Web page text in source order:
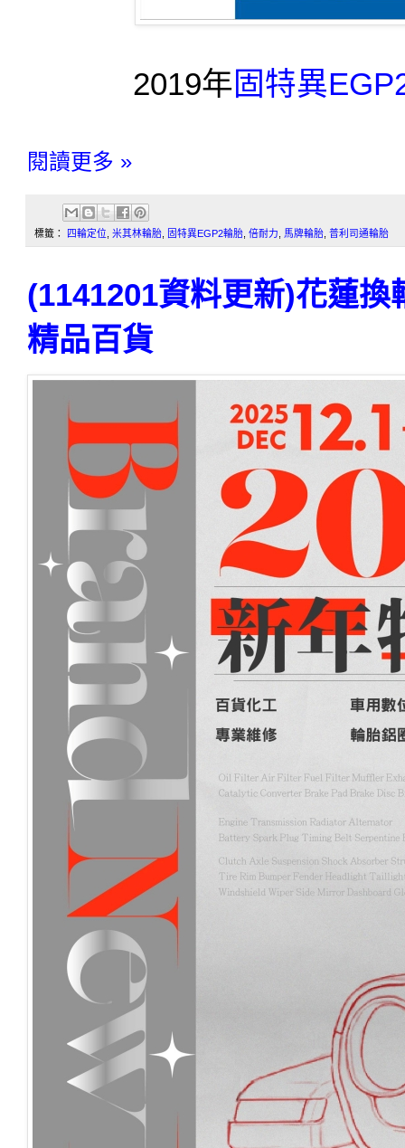
2019年 固特異
閱讀更多 »
標籤： 四輪定位 米其林輪胎 固特異EGP2輪胎 倍耐力 馬牌輪胎 普利司通輪胎
(1141201資料更新)花蓮
精品百貨